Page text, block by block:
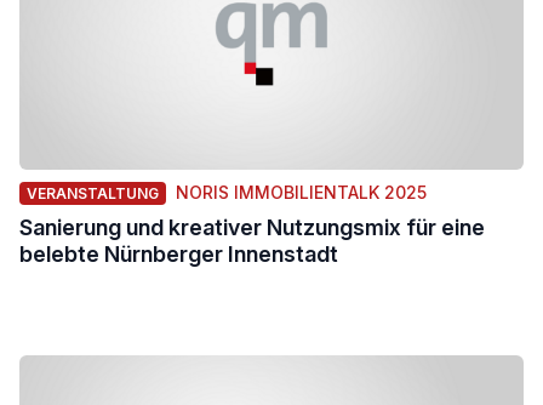
VERANSTALTUNG NORIS IMMOBILIENTALK 2025
Sanierung und kreativer Nutzungsmix für eine
belebte Nürnberger Innenstadt